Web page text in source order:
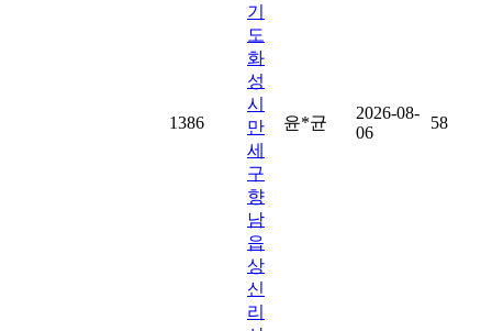
1386
기
도
화
성
시
만
세
구
향
남
읍
상
신
리
윤*균
2026-08-
06
58